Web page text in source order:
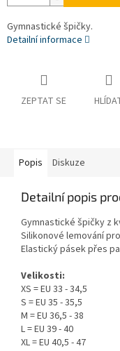
Gymnastické špičky.
Detailní informace
ZEPTAT SE
Popis Diskuze
Detailní popis
Gymnastické špičky z
Silikonové lemování
Elastický pásek přes
Velikosti:
XS = EU 33 - 34,5
S = EU 35 - 35,5
M = EU 36,5 - 38
L = EU 39 - 40
XL = EU 40,5 - 47